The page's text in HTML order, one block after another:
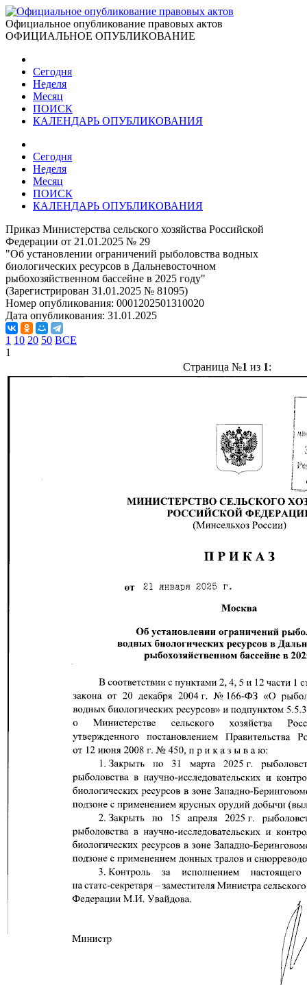
Официальное опубликование правовых актов
ОФИЦИАЛЬНОЕ ОПУБЛИКОВАНИЕ
Сегодня
Неделя
Месяц
ПОИСК
КАЛЕНДАРЬ ОПУБЛИКОВАНИЯ
Сегодня
Неделя
Месяц
ПОИСК
КАЛЕНДАРЬ ОПУБЛИКОВАНИЯ
Приказ Министерства сельского хозяйства Российской
Федерации от 21.01.2025 № 29
"Об установлении ограничений рыболовства водных
биологических ресурсов в Дальневосточном
рыбохозяйственном бассейне в 2025 году"
(Зарегистрирован 31.01.2025 № 81095)
Номер опубликования: 0001202501310020
Дата опубликования: 31.01.2025
1 10 20 50 ВСЕ
1
Страница №1 из 1: